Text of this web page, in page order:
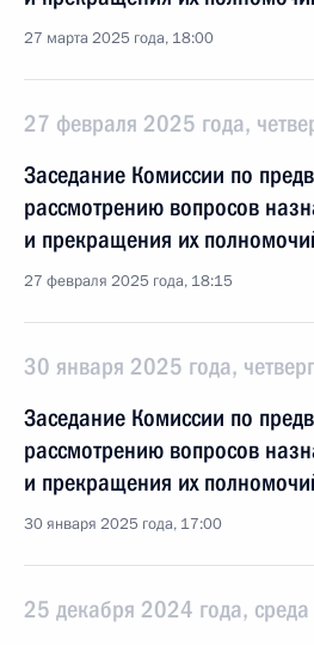
27 марта 2025 года, 18:00
27 февраля 2025 года,
Заседание Комиссии по
рассмотрению вопросов
и прекращения их
27 февраля 2025 года, 18:15
30 января 2025 года, четверг
Заседание Комиссии по
рассмотрению вопросов
и прекращения их
30 января 2025 года, 17:00
25 декабря 2024 года, среда